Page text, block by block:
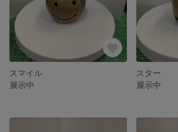
スマイル
展示中
スター
展示中